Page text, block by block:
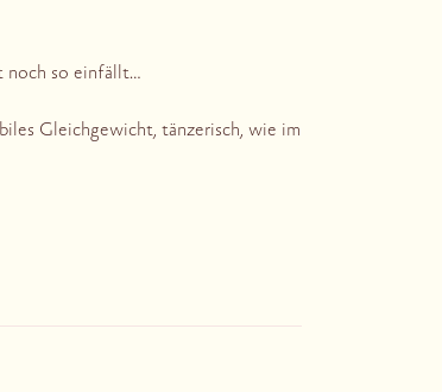
noch so einfällt…
Gleichgewicht, tänzerisch, wie im